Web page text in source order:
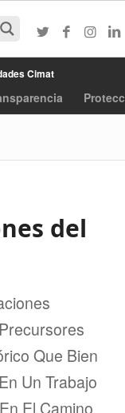
Cimat
del
Que Bien
Un Trabajo
El Camino